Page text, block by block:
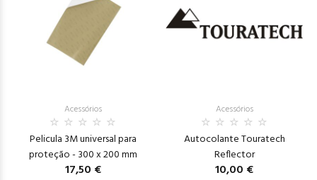
Acessórios
Pelicula 3M universal para
proteção - 300 x 200 mm
17,50 €
Acessórios
Autocolante Touratech
Reflector
10,00 €